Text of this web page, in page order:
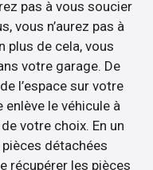
pas à vous soucier
vous n’aurez pas à
plus de cela, vous
votre garage. De
l’espace sur votre
enlève le véhicule à
votre choix. En un
détachées
récupérer les pièces